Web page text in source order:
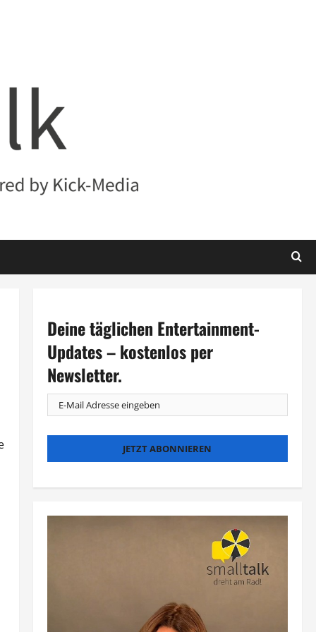
Deine täglichen Entertainment-
Updates – kostenlos per
Newsletter.